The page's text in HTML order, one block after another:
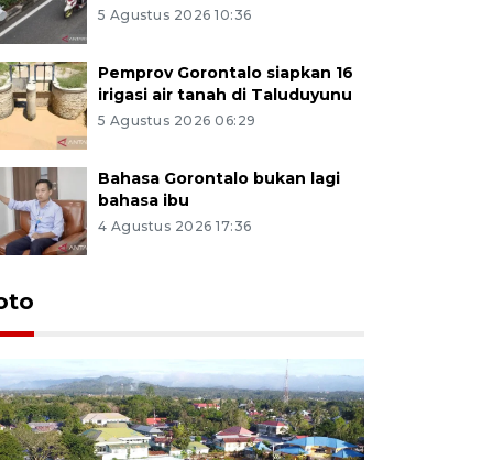
5 Agustus 2026 10:36
Pemprov Gorontalo siapkan 16
irigasi air tanah di Taluduyunu
5 Agustus 2026 06:29
Bahasa Gorontalo bukan lagi
bahasa ibu
4 Agustus 2026 17:36